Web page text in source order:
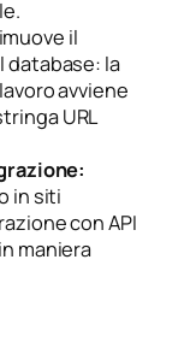
il
database: la
avviene
URL
in siti
con API
maniera